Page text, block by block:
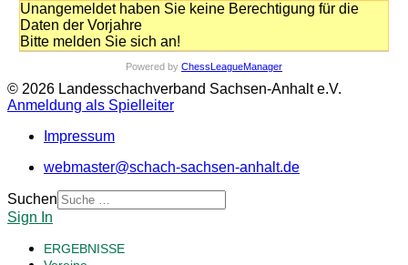
Unangemeldet haben Sie keine Berechtigung für die
Daten der Vorjahre
Bitte melden Sie sich an!
Powered by ChessLeagueManager
© 2026 Landesschachverband Sachsen-Anhalt e.V.
Anmeldung als Spielleiter
Impressum
webmaster@schach-sachsen-anhalt.de
Suchen
Sign In
ERGEBNISSE